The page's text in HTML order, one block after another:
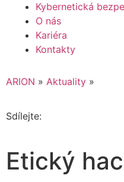
Kybernetická
O nás
Kariéra
Kontakty
ARION » Aktuality »
Sdílejte:
Etický